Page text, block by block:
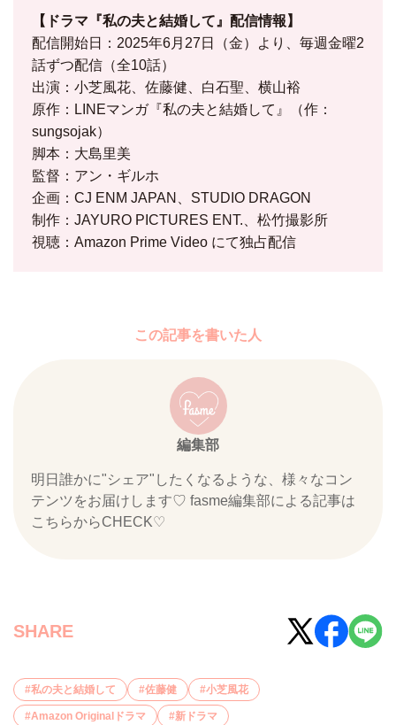
【ドラマ『私の夫と結婚して』配信情報】
配信開始日：2025年6月27日（金）より、毎週金曜2
話ずつ配信（全10話）
出演：小芝風花、佐藤健、白石聖、横山裕
原作：LINEマンガ『私の夫と結婚して』（作：
sungsojak）
脚本：大島里美
監督：アン・ギルホ
企画：CJ ENM JAPAN、STUDIO DRAGON
制作：JAYURO PICTURES ENT.、松竹撮影所
視聴：Amazon Prime Video にて独占配信
この記事を書いた人
編集部
明日誰かに"シェア"したくなるような、様々なコン
テンツをお届けします♡ fasme編集部による記事は
こちらからCHECK♡
SHARE
私の夫と結婚して 佐藤健 小芝風花
Amazon Originalドラマ 新ドラマ